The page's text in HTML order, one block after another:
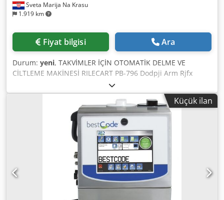
Sveta Marija Na Krasu
1.919 km
Fiyat bilgisi Ara
Durum: yeni, TAKVİMLER İÇİN OTOMATİK DELME VE
CİLTLEME MAKİNESİ RILECART PB-796 Dodpji Arm Rjfx
Küçük ilan